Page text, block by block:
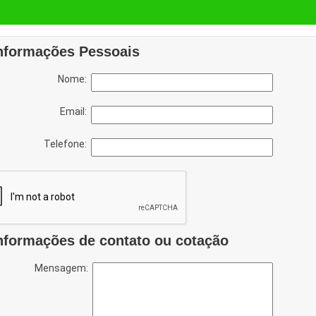
Pessoais
Nome:
Email:
Telefone:
de contato ou cotação
Mensagem: